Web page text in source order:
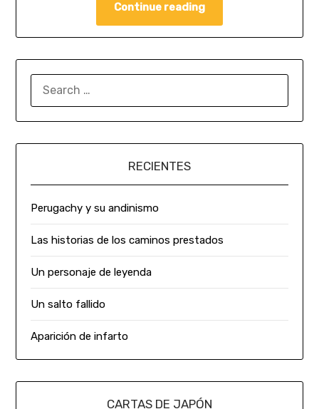
Continue reading
RECIENTES
Perugachy y su andinismo
Las historias de los caminos prestados
Un personaje de leyenda
Un salto fallido
Aparición de infarto
CARTAS DE JAPÓN